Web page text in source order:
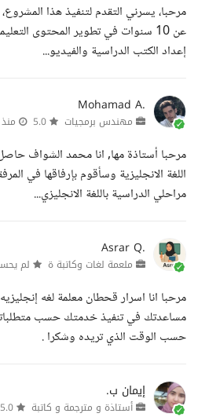
مرحبا، يسرني التقدم لتنفيذ هذا
عن 10 سنوات في تطوير المحتوى
إعداد الكتب الدراسية والفيديو...
Mohamad A.
مهندس برمجيات
اللغة الانجليزية وسأقوم بإرفاقها في
مراحلي الدراسية باللغة الانجليزي...
Asrar Q.
ملعمة لغات وكاتبة ة لم
مرحبا انا اسرار قحطان معلمة لغه
مساعدتك في تنفيذ خدمتك حسب
حسب الوقت الذي تريده وشكرا .
إيمان ب.
أستاذة و مترجمة و كاتبة